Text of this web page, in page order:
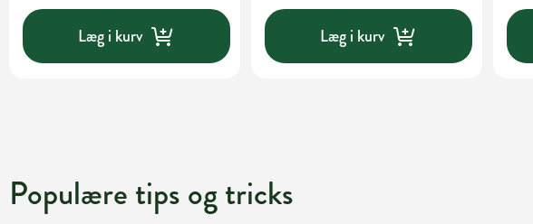
Læg i kurv Læg i kurv
Populære tips og tricks